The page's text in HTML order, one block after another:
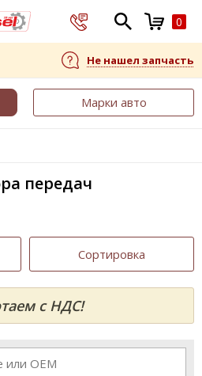
0
Не нашел запчасть
Марки авто
передач
Сортировка
с НДС!